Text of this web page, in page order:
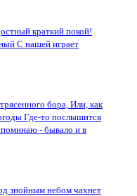
краткий покой!
С нашей играет
бора, Или, как
Где-то послышится
- бывало и в
знойным небом чахнет